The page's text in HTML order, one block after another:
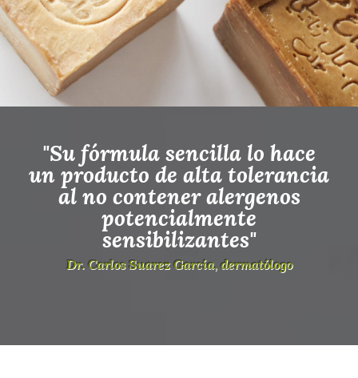
"Su fórmula sencilla lo hace
un producto de alta tolerancia
al no contener alergenos
potencialmente
sensibilizantes"
Dr. Carlos Suarez García, dermatólogo